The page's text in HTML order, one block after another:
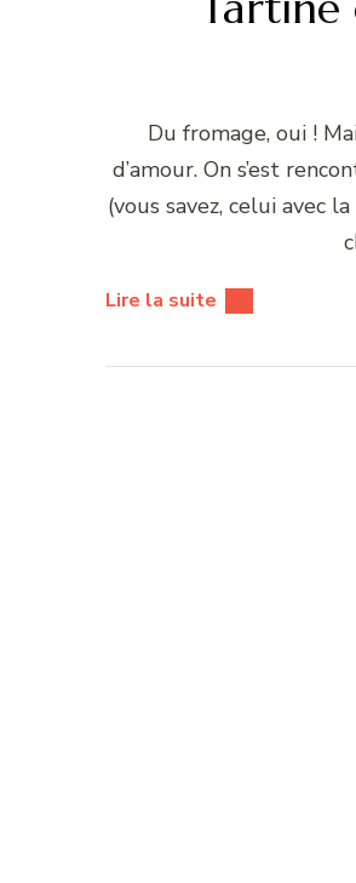
Du fromage, oui !
d’amour. On s’est
(vous savez, celui avec
Lire la suite